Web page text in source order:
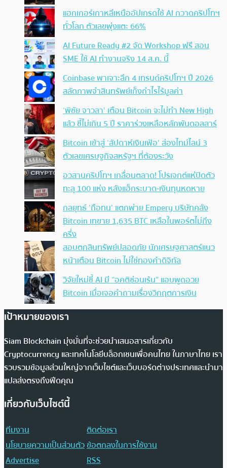
แฮกเกอร์เกาหลีเหนืออัปเกรดใช้ AI กวาดคริปโทฯ
ทั่วโลก ตัวเลขพุ่งแตะ 66%
AI Future Ready #2 จัด Workshop ฟรี สอน
SME ใช้ AI ทำงานจริง 14 ส.ค. นี้
Coinbase พาเจาะลึก 4 เทรนด์คริปโทฯ ปี 2026
สลัดภาพจำสินทรัพย์เก็งกำไรไร้มูลค่า
‘พิชัย จาวลา’ เตือน Bitcoin จะไม่ทำ New High
แล้ว ชี้ไม่เกิน 5 ปี ราคาร่วงเหลือหลักพันดอลลาร์
Bitcoin เข้าสู่ ‘สัปดาห์เงินเฟ้อ’ ส่องไทม์ไลน์ 3
ตัวเลขเศรษฐกิจสหรัฐฯ ที่ต้องระวัง
อวสานคริปโทฯ เกลื่อนตลาด! โปรเจกต์แห่ปิดตัว
ทะลุ 100 แห่ง หลังแฮ็กระบาด-เงินทุนหดหาย
กลยุทธ์ ‘ถือทน’ แตกพ่าย Empery บริษัทคลัง
Bitcoin เทขาย 1,635 BTC เหลือในพอร์ตไม่ถึง
ครึ่ง
สอบตกสินทรัพย์ปลอดภัย นักเศรษฐศาสตร์แนว
หน้าเตือน Bitcoin ไม่ใช่ทองคำดิจิทัล
วิจัยใหม่ชี้ AI มี “อคติซ่อนเร้น” แอบพูดอวย
Bitcoin เมื่อเจอคำถามเรื่องวิกฤตการเงิน
เป้าหมายของเรา
Siam Blockchain มุ่งมั่นที่จะช่วยนำเสนอสารเกี่ยวกับ
Cryptocurrency และเทคโนโลยีบล็อกเชนเพื่อคนไทย ในภาษาไทย เรา
รวบรวมข้อมูลส่วนใหญ่จากเว็บไซต์และเว็บบอร์ดต่างประเทศและนำมา
แปลส่งตรงถึงฟีดคุณ
เกี่ยวกับเว็บไซต์นี้
ทีมงาน
ติดต่อเรา
นโยบายความเป็นส่วนตัวข้อตกลงในการใช้งาน
Advertise
RSS